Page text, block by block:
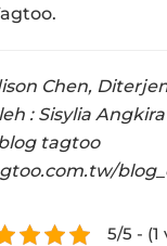
Chen,
: Sisylia
tagtoo
5/5 - (1